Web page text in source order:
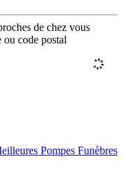
de chez vous
ou code postal
Pompes Funèbres